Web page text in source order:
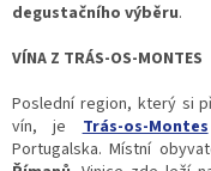
degustačního výběru.
VÍNA Z TRÁS-OS-MONTES
Poslední region, který si
vín, je Trás-os-Montes
Portugalska. Místní